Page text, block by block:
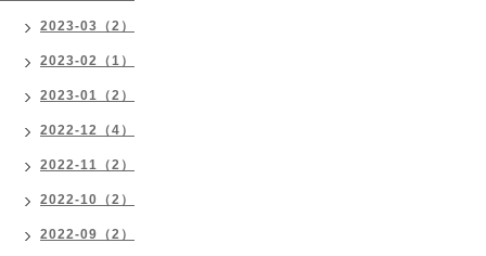
2023-03（2）
2023-02（1）
2023-01（2）
2022-12（4）
2022-11（2）
2022-10（2）
2022-09（2）